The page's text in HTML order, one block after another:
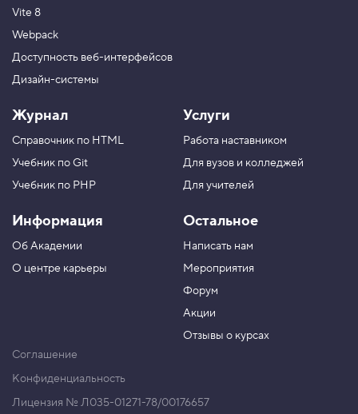
Vite 8
Webpack
Доступность веб-интерфейсов
Дизайн-системы
Журнал
Справочник по HTML
Учебник по Git
Учебник по PHP
Информация
Об Академии
О центре карьеры
Услуги
Работа наставником
Для вузов и колледжей
Для учителей
Остальное
Написать нам
Мероприятия
Форум
Акции
Отзывы о курсах
Соглашение
Конфиденциальность
Лицензия № Л035-01271-78/00176657